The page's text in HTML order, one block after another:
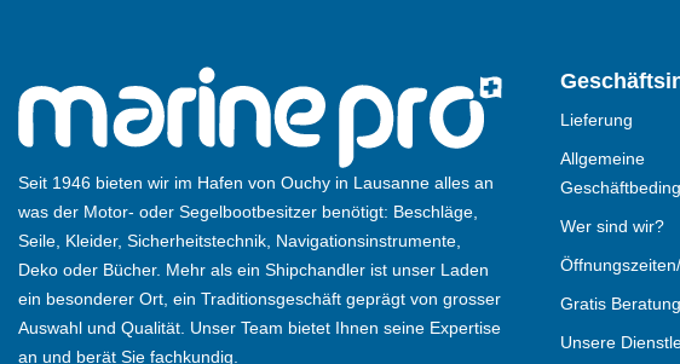
Seit 1946 bieten wir im Hafen von Ouchy in Lausanne alles an
was der Motor- oder Segelbootbesitzer benötigt: Beschläge,
Seile, Kleider, Sicherheitstechnik, Navigationsinstrumente,
Deko oder Bücher. Mehr als ein Shipchandler ist unser Laden
ein besonderer Ort, ein Traditionsgeschäft geprägt von grosser
Auswahl und Qualität. Unser Team bietet Ihnen seine Expertise
an und berät Sie fachkundig.
Lieferung
Allgemeine
Wer sind wir?
Gratis Beratung
Unsere